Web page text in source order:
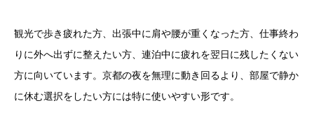
観光で歩き疲れた方、出張中に肩や腰が重くなった方、仕事終わ
りに外へ出ずに整えたい方、連泊中に疲れを翌日に残したくない
方に向いています。京都の夜を無理に動き回るより、部屋で静か
に休む選択をしたい方には特に使いやすい形です。